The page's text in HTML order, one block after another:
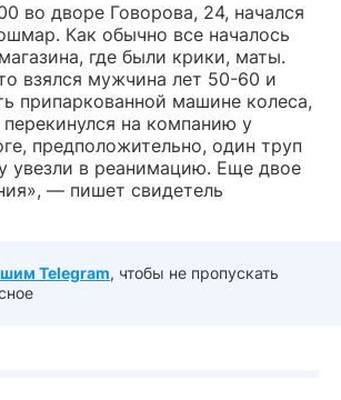
во дворе Говорова, 24, начался
Как обычно все началось
где были крики, маты.
взялся мужчина лет 50-60 и
припаркованной машине колеса,
на компанию у
предположительно, один труп
увезли в реанимацию. Еще двое
— пишет свидетель
Telegram, чтобы не пропускать